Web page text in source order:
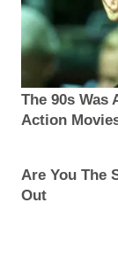
The 90s Was
Action
Are You The
Out